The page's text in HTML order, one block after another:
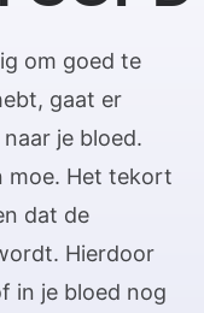
om goed te
gaat er
je bloed.
moe. Het tekort
dat de
Hierdoor
in je bloed nog